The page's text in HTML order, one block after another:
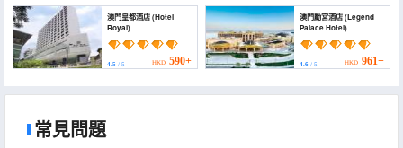
澳門皇都酒店 (Hotel
Royal)
4.5 / 5 HKD 590+
澳門勵宮酒店 (Legend
Palace Hotel)
4.6/ 5 HKD 961+
常見問題